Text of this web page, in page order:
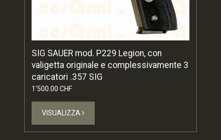
SIG SAUER mod. P229 Legion, con
valigetta originale e complessivamente 3
caricatori .357 SIG
1'500.00 CHF
VISUALIZZA